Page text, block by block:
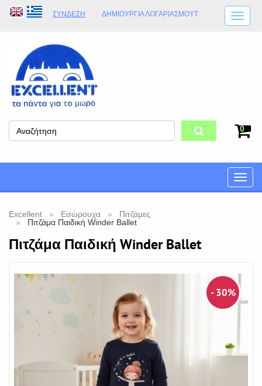
ΣΎΝΔΕΣΗ ΔΗΜΙΟΥΡΓΊΑ ΛΟΓΑΡΙΑΣΜΟΎT
ΩΡΆΡΙΟ ΚΑΤΑΣΤΉΜΑΤΟΣ
ΦΥΣΙΚΌ ΚΑΤΆΣΤΗΜΑ
0
Toggle
Excellent Εσώρουχα
Πιτζάμες
Πιτζάμα Παιδική Winder Ballet
Πιτζάμα Παιδική Winder Ballet
- 30%